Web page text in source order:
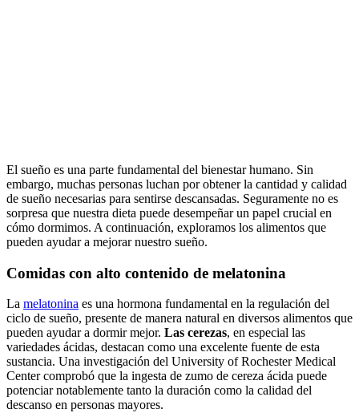
El sueño es una parte fundamental del bienestar humano. Sin
embargo, muchas personas luchan por obtener la cantidad y calidad
de sueño necesarias para sentirse descansadas. Seguramente no es
sorpresa que nuestra dieta puede desempeñar un papel crucial en
cómo dormimos. A continuación, exploramos los alimentos que
pueden ayudar a mejorar nuestro sueño.
Comidas con alto contenido de melatonina
La melatonina es una hormona fundamental en la regulación del
ciclo de sueño, presente de manera natural en diversos alimentos que
pueden ayudar a dormir mejor. Las cerezas, en especial las
variedades ácidas, destacan como una excelente fuente de esta
sustancia. Una investigación del University of Rochester Medical
Center comprobó que la ingesta de zumo de cereza ácida puede
potenciar notablemente tanto la duración como la calidad del
descanso en personas mayores.